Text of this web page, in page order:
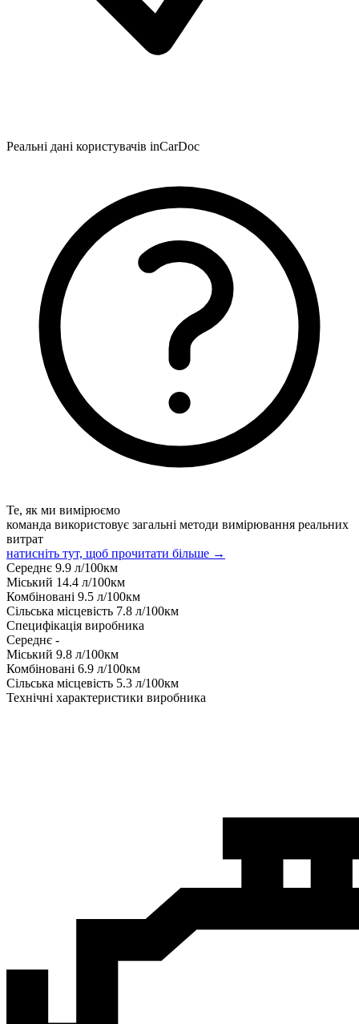
Реальні дані користувачів inCarDoc
Те, як ми вимірюємо
команда використовує загальні методи вимірювання реальних
витрат
натисніть тут, щоб прочитати більше →
Середнє 9.9 л/100км
Міський 14.4 л/100км
Комбіновані 9.5 л/100км
Сільська місцевість 7.8 л/100км
Специфікація виробника
Середнє -
Міський 9.8 л/100км
Комбіновані 6.9 л/100км
Сільська місцевість 5.3 л/100км
Технічні характеристики виробника